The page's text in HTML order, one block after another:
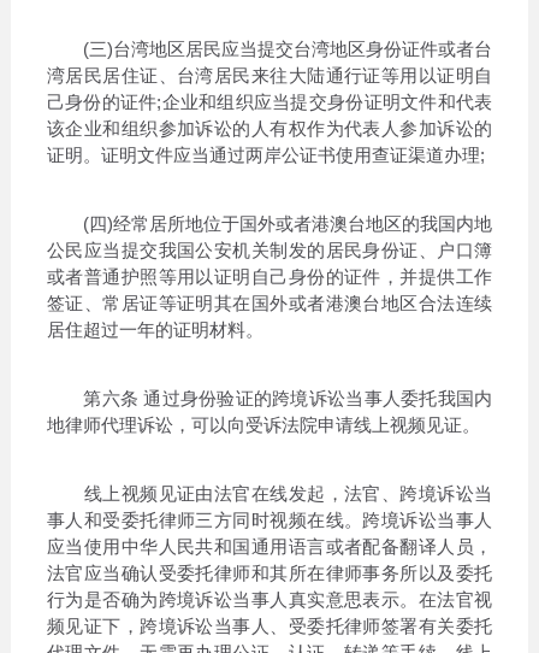
(三)台湾地区居民应当提交台湾地区身份证件或者台
湾居民居住证、台湾居民来往大陆通行证等用以证明自
己身份的证件;企业和组织应当提交身份证明文件和代表
该企业和组织参加诉讼的人有权作为代表人参加诉讼的
证明。证明文件应当通过两岸公证书使用查证渠道办理;
(四)经常居所地位于国外或者港澳台地区的我国内地
公民应当提交我国公安机关制发的居民身份证、户口簿
或者普通护照等用以证明自己身份的证件，并提供工作
签证、常居证等证明其在国外或者港澳台地区合法连续
居住超过一年的证明材料。
第六条 通过身份验证的跨境诉讼当事人委托我国内
地律师代理诉讼，可以向受诉法院申请线上视频见证。
线上视频见证由法官在线发起，法官、跨境诉讼当
事人和受委托律师三方同时视频在线。跨境诉讼当事人
应当使用中华人民共和国通用语言或者配备翻译人员，
法官应当确认受委托律师和其所在律师事务所以及委托
行为是否确为跨境诉讼当事人真实意思表示。在法官视
频见证下，跨境诉讼当事人、受委托律师签署有关委托